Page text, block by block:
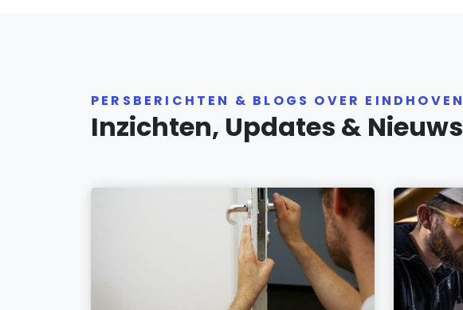
PERSBERICHTEN & BLOGS OVER EINDHOVEN
Inzichten, Updates & Nieuws